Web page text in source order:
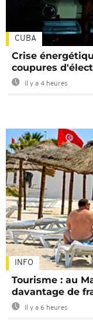
CUBA
Crise
coupures
Il y a 4 heures
INFO
Tourisme : au
davantage de
Il y a 6 heures